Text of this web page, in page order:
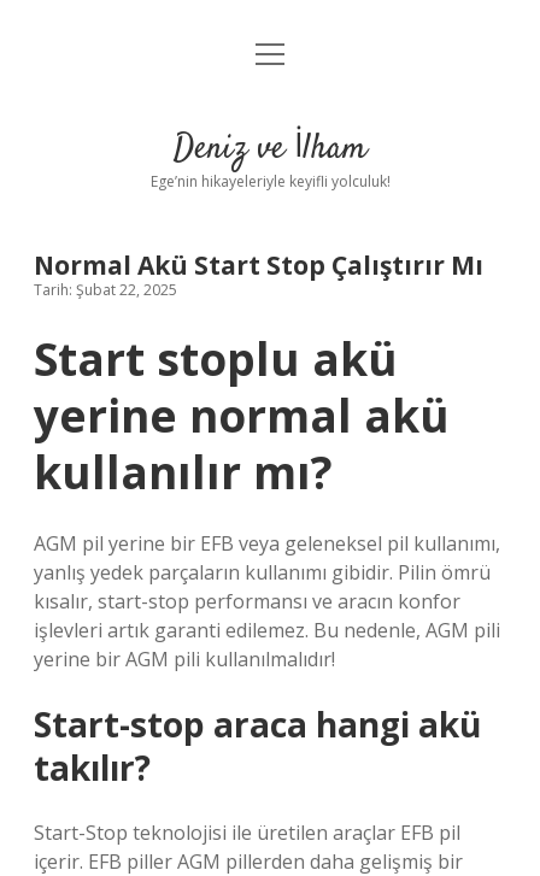
Anasayfa
Yasal Uyarı
menüyü
Deniz ve İlham
Ege’nin hikayeleriyle keyifli yolculuk!
Normal Akü Start Stop Çalıştırır Mı
Tarih: Şubat 22, 2025
Start stoplu akü
yerine normal akü
kullanılır mı?
AGM pil yerine bir EFB veya geleneksel pil kullanımı,
yanlış yedek parçaların kullanımı gibidir. Pilin ömrü
kısalır, start-stop performansı ve aracın konfor
işlevleri artık garanti edilemez. Bu nedenle, AGM pili
yerine bir AGM pili kullanılmalıdır!
Start-stop araca hangi akü
takılır?
Start-Stop teknolojisi ile üretilen araçlar EFB pil
içerir. EFB piller AGM pillerden daha gelişmiş bir